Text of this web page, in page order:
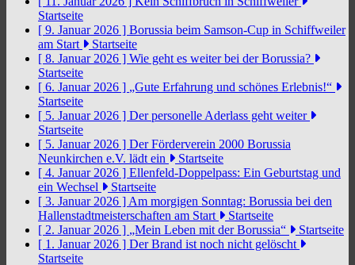
Startseite
[ 9. Januar 2026 ] Borussia beim Samson-Cup in Schiffweiler
am Start
Startseite
[ 8. Januar 2026 ] Wie geht es weiter bei der Borussia?
Startseite
[ 6. Januar 2026 ] „Gute Erfahrung und schönes Erlebnis!“
Startseite
[ 5. Januar 2026 ] Der personelle Aderlass geht weiter
Startseite
[ 5. Januar 2026 ] Der Förderverein 2000 Borussia
Neunkirchen e.V. lädt ein
Startseite
[ 4. Januar 2026 ] Ellenfeld-Doppelpass: Ein Geburtstag und
ein Wechsel
Startseite
[ 3. Januar 2026 ] Am morgigen Sonntag: Borussia bei den
Hallenstadtmeisterschaften am Start
Startseite
[ 2. Januar 2026 ] „Mein Leben mit der Borussia“
Startseite
[ 1. Januar 2026 ] Der Brand ist noch nicht gelöscht
Startseite